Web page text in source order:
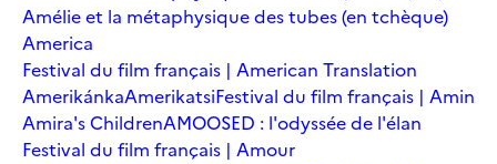
Amélie et la métaphysique des tubes (en tchèque)
America
Festival du film français | American Translation
AmerikánkaAmerikatsiFestival du film français | Amin
Amira's ChildrenAMOOSED : l'odyssée de l'élan
Festival du film français | Amour